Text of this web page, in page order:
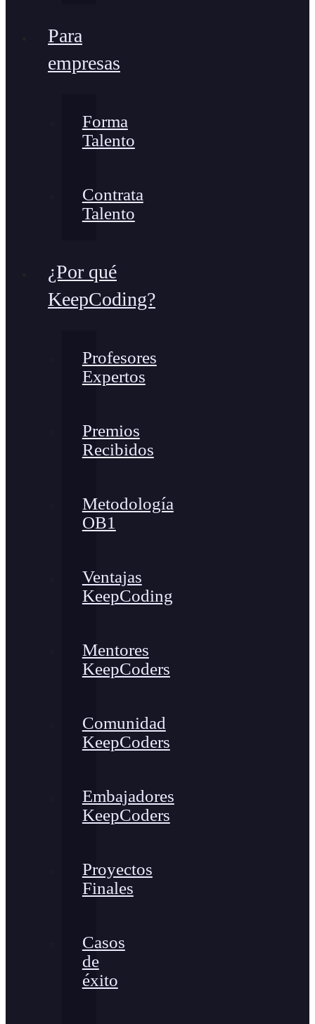
Para
empresas
Forma
Talento
Contrata
Talento
¿Por qué
KeepCoding?
Profesores
Expertos
Premios
Recibidos
Metodología
OB1
Ventajas
KeepCoding
Mentores
KeepCoders
Comunidad
KeepCoders
Embajadores
KeepCoders
Proyectos
Finales
Casos
de
éxito